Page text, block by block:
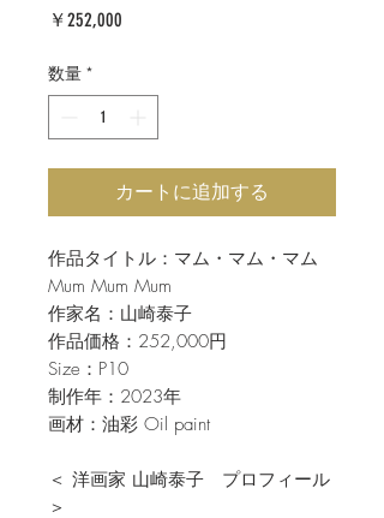
￥252,000
数量 *
カートに追加する
作品タイトル：マム・マム・マム
Mum Mum Mum
作家名：山崎泰子
作品価格：252,000円
Size：P10
制作年：2023年
画材：油彩 Oil paint
＜ 洋画家 山崎泰子 プロフィール
＞